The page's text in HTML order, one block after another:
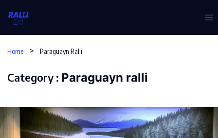
Home Paraguayn Ralli
Category : Paraguayn ralli